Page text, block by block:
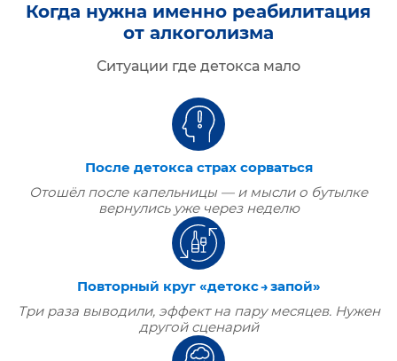
Когда нужна именно реабилитация
от алкоголизма
Ситуации где детокса мало
После детокса страх сорваться
Отошёл после капельницы — и мысли о бутылке
вернулись уже через неделю
Повторный круг «детокс → запой»
Три раза выводили, эффект на пару месяцев. Нужен
другой сценарий